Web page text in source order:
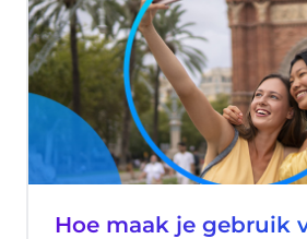
Hoe maak je gebruik